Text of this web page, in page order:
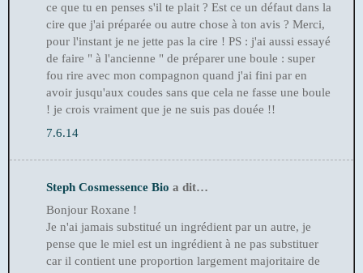
ce que tu en penses s'il te plait ? Est ce un défaut dans la
cire que j'ai préparée ou autre chose à ton avis ? Merci,
pour l'instant je ne jette pas la cire ! PS : j'ai aussi essayé
de faire " à l'ancienne " de préparer une boule : super
fou rire avec mon compagnon quand j'ai fini par en
avoir jusqu'aux coudes sans que cela ne fasse une boule
! je crois vraiment que je ne suis pas douée !!
7.6.14
Steph Cosmessence Bio a dit…
Bonjour Roxane !
Je n'ai jamais substitué un ingrédient par un autre, je
pense que le miel est un ingrédient à ne pas substituer
car il contient une proportion largement majoritaire de